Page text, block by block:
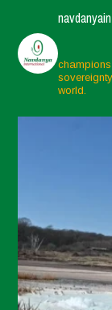
world.